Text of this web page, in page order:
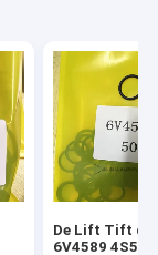
De Lift Tift die
6V4589